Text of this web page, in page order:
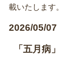
載いたします。
2026/05/07
「五月病」